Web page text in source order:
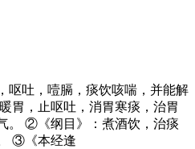
呕吐，噎膈，痰饮咳喘，并能解
胃，止呕吐，消胃寒痰，治胃
。 ②《纲目》：煮酒饮，治痰
③《本经逢